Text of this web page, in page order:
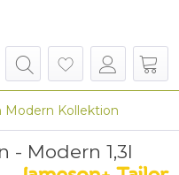
Modern Kollektion
- Modern 1,3l